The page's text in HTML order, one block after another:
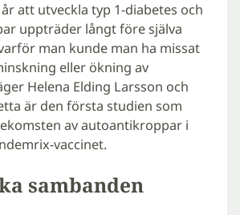
att utveckla typ 1-diabetes och
uppträder långt före själva
man kunde man ha missat
eller ökning av
Helena Elding Larsson och
är den första studien som
av autoantikroppar i
vaccinet.
sambanden